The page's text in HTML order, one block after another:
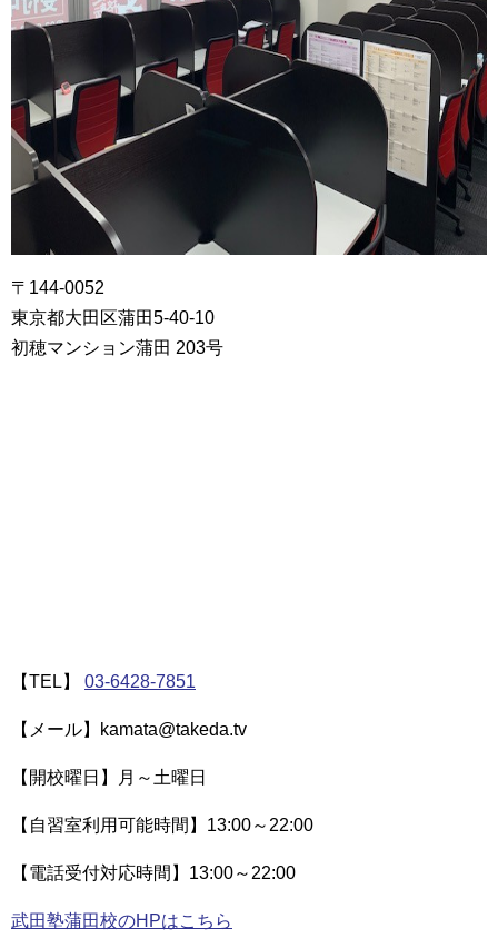
〒144-0052
東京都大田区蒲田5-40-10
初穂マンション蒲田 203号
【TEL】 03-6428-7851
【メール】kamata@takeda.tv
【開校曜日】月～土曜日
【自習室利用可能時間】13:00～22:00
【電話受付対応時間】13:00～22:00
武田塾蒲田校のHPはこちら